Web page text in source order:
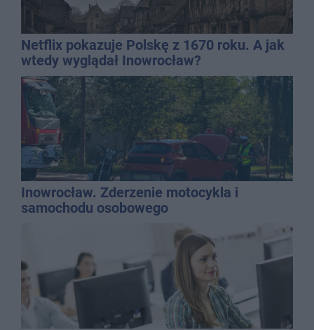
Netflix pokazuje Polskę z 1670 roku. A jak
wtedy wyglądał Inowrocław?
Inowrocław. Zderzenie motocykla i
samochodu osobowego